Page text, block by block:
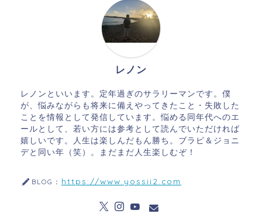
レノン
レノンといいます。定年過ぎのサラリーマンです。僕
が、悩みながらも将来に備えやってきたこと・失敗した
ことを情報として発信しています。悩める同年代へのエ
ールとして、若い方には参考として読んでいただければ
嬉しいです。人生は楽しんだもん勝ち。ブラピ＆ジョニ
デと同い年（笑）。まだまだ人生楽しむぞ！
BLOG： https://www.yossii2.com